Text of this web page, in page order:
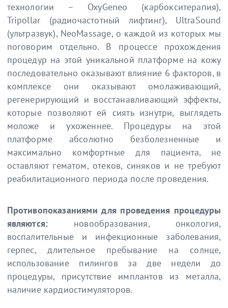
технологии – OxyGeneo (карбокситерапия),
Tripollar (радиочастотный лифтинг), UltraSound
(ультразвук), NeoMassage, о каждой из которых мы
поговорим отдельно. В процессе прохождения
процедур на этой уникальной платформе на кожу
последовательно оказывают влияние 6 факторов, в
комплексе они оказывают омолаживающий,
регенерирующий и восстанавливающий эффекты,
которые позволяют ей сиять изнутри, выглядеть
моложе и ухоженнее. Процедуры на этой
платформе абсолютно безболезненные и
максимально комфортные для пациента, не
оставляют гематом, отеков, синяков и не требуют
реабилитационного периода после проведения.
Противопоказаниями для проведения процедуры
являются: новообразования, онкология,
воспалительные и инфекционные заболевания,
герпес, длительное пребывание на солнце,
использование пилингов за две недели до
процедуры, присутствие имплантов из металла,
наличие кардиостимуляторов.